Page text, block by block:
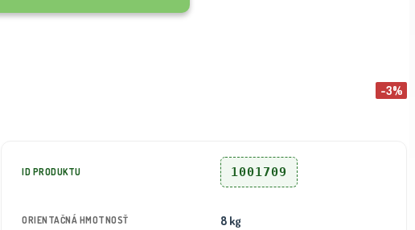
-3%
ID PRODUKTU 1001709
ORIENTAČNÁ HMOTNOSŤ 8 kg